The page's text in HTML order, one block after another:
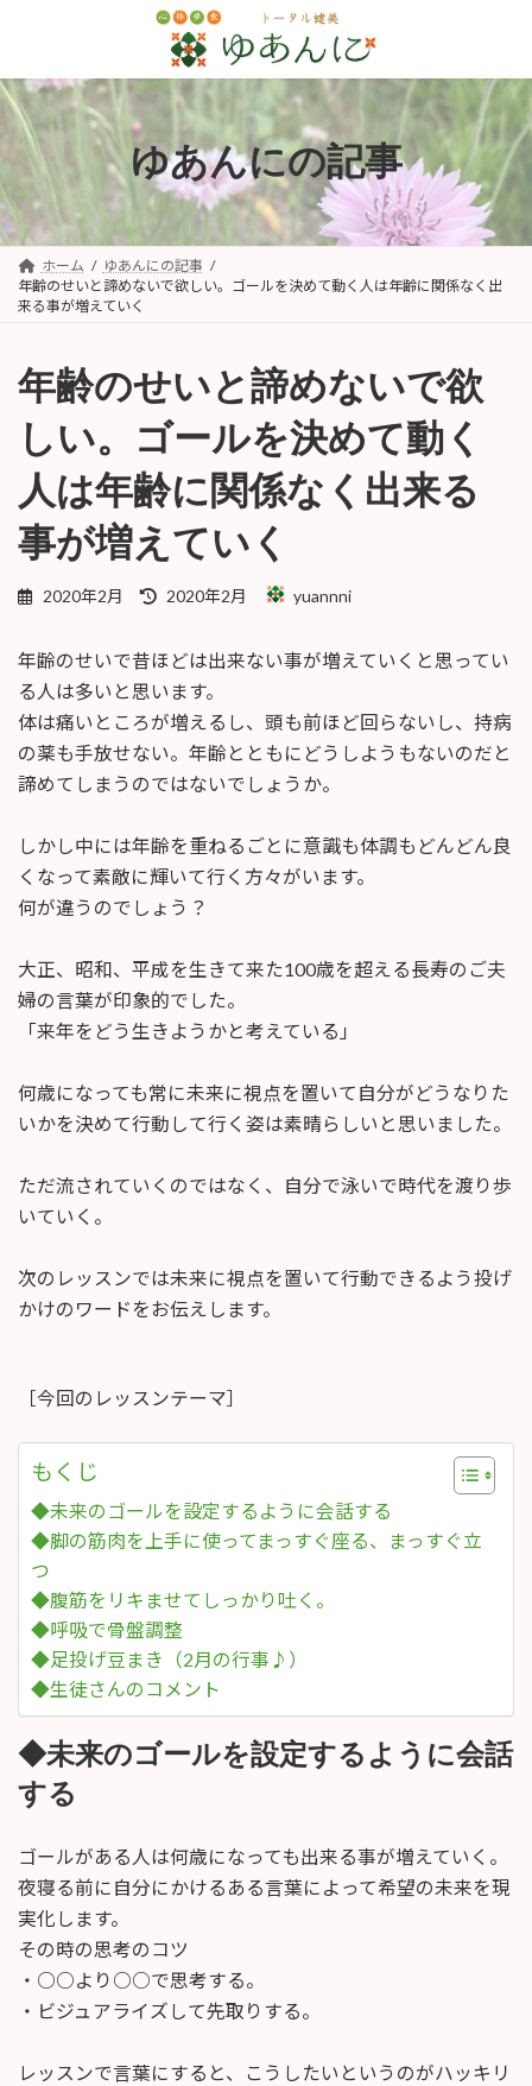
ン
ツ
キ
ッ
ー
シ
に
移
ゆあんにの記事
ホーム
ゆあんにの記事
年齢のせいと諦めないで欲しい。ゴールを決めて動く人は年齢に関係なく出
来る事が増えていく
年齢のせいと諦めないで欲
しい。ゴールを決めて動く
人は年齢に関係なく出来る
事が増えていく
2020年2月
最
新
日
時
:
2020年2月 yuannni
年齢のせいで昔ほどは出来ない事が増えていくと思ってい
る人は多いと思います。
体は痛いところが増えるし、頭も前ほど回らないし、持病
の薬も手放せない。年齢とともにどうしようもないのだと
諦めてしまうのではないでしょうか。
しかし中には年齢を重ねるごとに意識も体調もどんどん良
くなって素敵に輝いて行く方々がいます。
何が違うのでしょう？
大正、昭和、平成を生きて来た100歳を超える長寿のご夫
婦の言葉が印象的でした。
「来年をどう生きようかと考えている」
何歳になっても常に未来に視点を置いて自分がどうなりた
いかを決めて行動して行く姿は素晴らしいと思いました。
ただ流されていくのではなく、自分で泳いで時代を渡り歩
いていく。
次のレッスンでは未来に視点を置いて行動できるよう投げ
かけのワードをお伝えします。
［今回のレッスンテーマ］
もくじ
◆未来のゴールを設定するように会話する
◆脚の筋肉を上手に使ってまっすぐ座る、まっすぐ立
つ
◆腹筋をリキませてしっかり吐く。
◆呼吸で骨盤調整
◆足投げ豆まき（2月の行事♪）
◆生徒さんのコメント
◆未来のゴールを設定するように会話
する
ゴールがある人は何歳になっても出来る事が増えていく。
夜寝る前に自分にかけるある言葉によって希望の未来を現
実化します。
その時の思考のコツ
・○○より○○で思考する。
・ビジュアライズして先取りする。
レッスンで言葉にすると、こうしたいというのがハッキリ